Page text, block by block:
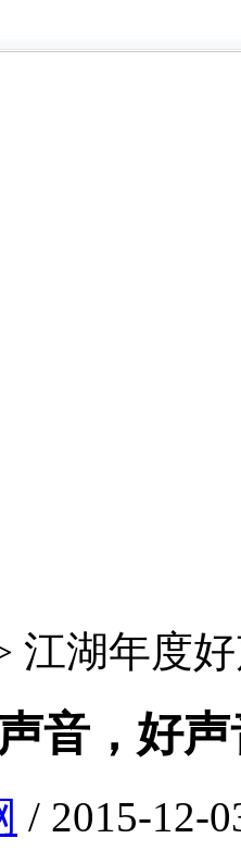
江湖年度
音，好
/ 2015-12-